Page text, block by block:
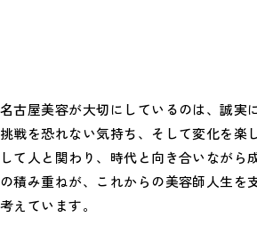
名古屋美容が大切にしているのは、誠実
挑戦を恐れない気持ち、そして変化を楽
して人と関わり、時代と向き合いながら
の積み重ねが、これからの美容師人生を
考えています。